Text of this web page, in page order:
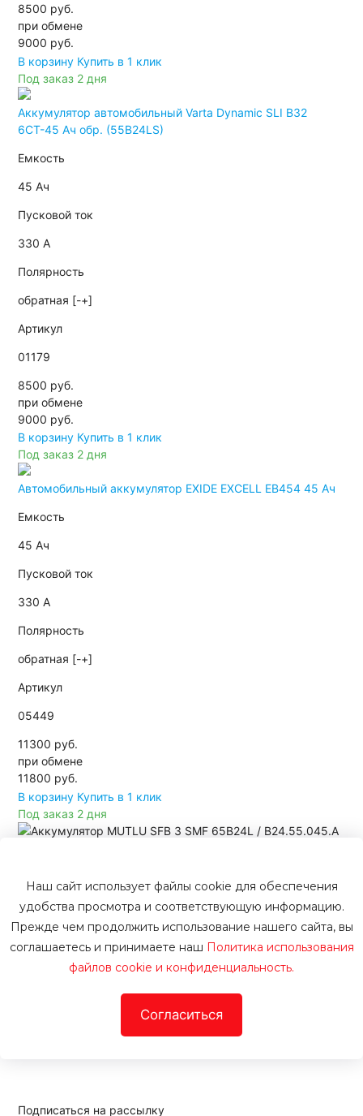
8500 руб.
при обмене
9000 руб.
В корзину Купить в 1 клик
Под заказ 2 дня
Аккумулятор автомобильный Varta Dynamic SLI B32
6СТ-45 Ач обр. (55B24LS)
Емкость
45 Ач
Пусковой ток
330 А
Полярность
обратная [-+]
Артикул
01179
8500 руб.
при обмене
9000 руб.
В корзину Купить в 1 клик
Под заказ 2 дня
Автомобильный аккумулятор EXIDE EXCELL EB454 45 Ач
Емкость
45 Ач
Пусковой ток
330 А
Полярность
обратная [-+]
Артикул
05449
11300 руб.
при обмене
11800 руб.
В корзину Купить в 1 клик
Под заказ 2 дня
Сомневаетесь?
Получите подробную консультацию
о выбранном товаре.
Проспект Просвещения
199048, Россия, Санкт-Петербург, просп. Энгельса,
192249, Россия, Санкт-Петербург, просп. Алекс. Фермы,
Подписаться на рассылку
Наш сайт использует файлы cookie для обеспечения
удобства просмотра и соответствующую информацию.
Прежде чем продолжить использование нашего сайта, вы
соглашаетесь и принимаете наш Политика использования
файлов cookie и конфиденциальность.
Согласиться